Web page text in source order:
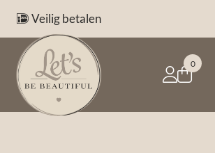
Veilig betalen
0